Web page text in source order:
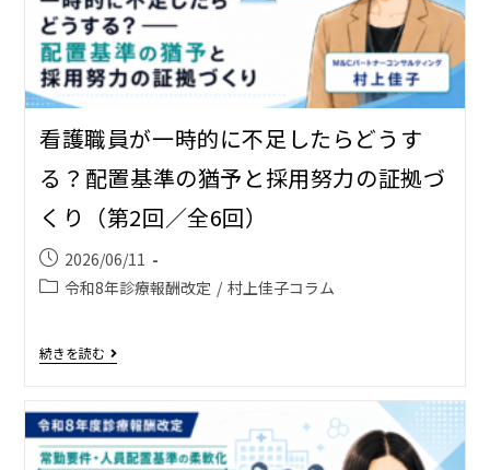
看護職員が一時的に不足したらどうす
る？――配置基準の猶予と採用努力の証拠づ
くり（第2回／全6回）
2026/06/11
令和8年診療報酬改定 / 村上佳子コラム
続きを読む